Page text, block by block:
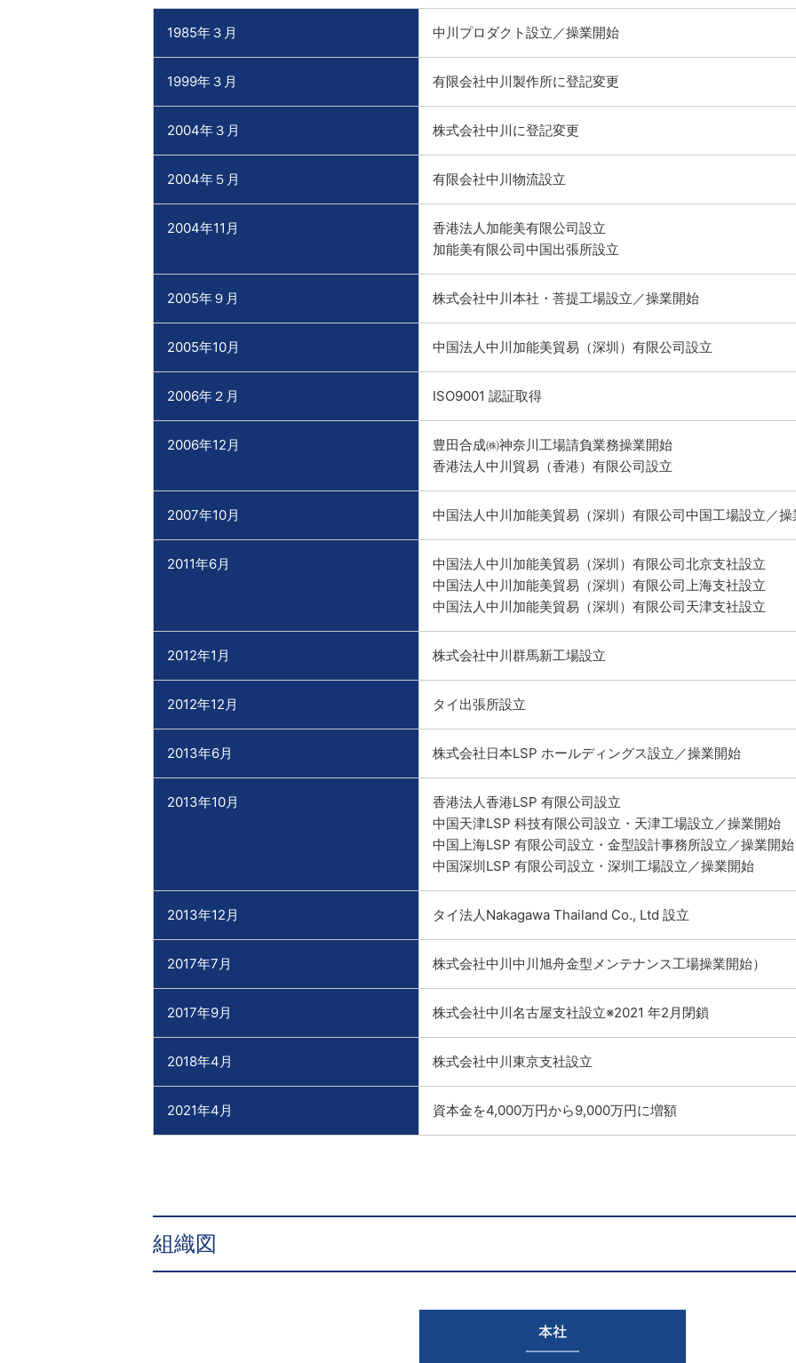
1985年３月 中川プロダクト設立／操業開始
1999年３月 有限会社中川製作所に登記変更
2004年３月 株式会社中川に登記変更
2004年５月 有限会社中川物流設立
2004年11月
香港法人加能美有限公司設立
加能美有限公司中国出張所設立
2005年９月 株式会社中川本社・菩提工場設立／操業開始
2005年10月 中国法人中川加能美貿易（深圳）有限公司設立
2006年２月 ISO9001 認証取得
2006年12月
豊田合成㈱神奈川工場請負業務操業開始
香港法人中川貿易（香港）有限公司設立
2007年10月 中国法人中川加能美貿易（深圳）有限公司中国工場設立／操
2011年6月
中国法人中川加能美貿易（深圳）有限公司北京支社設立
中国法人中川加能美貿易（深圳）有限公司上海支社設立
中国法人中川加能美貿易（深圳）有限公司天津支社設立
2012年1月 株式会社中川群馬新工場設立
2012年12月 タイ出張所設立
2013年6月 株式会社日本LSP ホールディングス設立／操業開始
2013年10月
香港法人香港LSP 有限公司設立
中国天津LSP 科技有限公司設立・天津工場設立／操業開始
中国上海LSP 有限公司設立・金型設計事務所設立／操業開始
中国深圳LSP 有限公司設立・深圳工場設立／操業開始
2013年12月 タイ法人Nakagawa Thailand Co., Ltd 設立
2017年7月 株式会社中川中川旭舟金型メンテナンス工場操業開始）
2017年9月 株式会社中川名古屋支社設立※2021 年2月閉鎖
2018年4月 株式会社中川東京支社設立
2021年4月 資本金を4,000万円から9,000万円に増額
組織図